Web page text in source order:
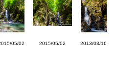
05/02 2015/05/02 2013/03/16